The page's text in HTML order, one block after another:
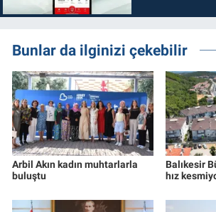
Bunlar da ilginizi çekebilir
Arbil Akın kadın muhtarlarla
buluştu
Balıkesir
hız